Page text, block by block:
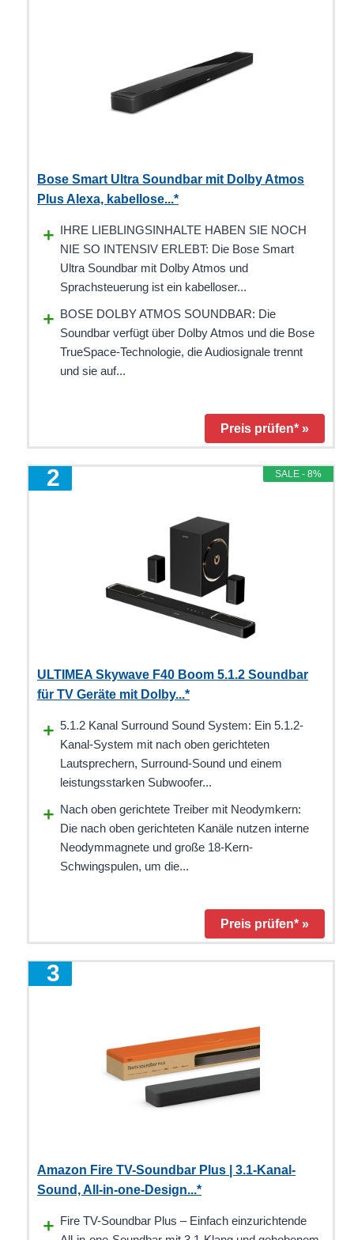
Bose Smart Ultra Soundbar mit Dolby Atmos
Plus Alexa, kabellose...*
IHRE LIEBLINGSINHALTE HABEN SIE NOCH
NIE SO INTENSIV ERLEBT: Die Bose Smart
Ultra Soundbar mit Dolby Atmos und
Sprachsteuerung ist ein kabelloser...
BOSE DOLBY ATMOS SOUNDBAR: Die
Soundbar verfügt über Dolby Atmos und die Bose
TrueSpace-Technologie, die Audiosignale trennt
und sie auf...
Preis prüfen* »
SALE - 8%
ULTIMEA Skywave F40 Boom 5.1.2 Soundbar
für TV Geräte mit Dolby...*
5.1.2 Kanal Surround Sound System: Ein 5.1.2-
Kanal-System mit nach oben gerichteten
Lautsprechern, Surround-Sound und einem
leistungsstarken Subwoofer...
Nach oben gerichtete Treiber mit Neodymkern:
Die nach oben gerichteten Kanäle nutzen interne
Neodymmagnete und große 18-Kern-
Schwingspulen, um die...
Preis prüfen* »
Amazon Fire TV-Soundbar Plus | 3.1-Kanal-
Sound, All-in-one-Design...*
Fire TV-Soundbar Plus – Einfach einzurichtende